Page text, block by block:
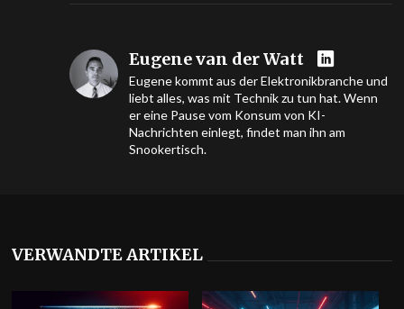
Eugene van der Watt
Eugene kommt aus der Elektronikbranche und
liebt alles, was mit Technik zu tun hat. Wenn
er eine Pause vom Konsum von KI-
Nachrichten einlegt, findet man ihn am
Snookertisch.
VERWANDTE ARTIKEL